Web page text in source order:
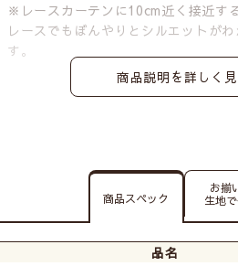
※レースカーテンに10cm近く接近す
レースでもぼんやりとシルエットが
す。
商品説明を詳しく見
商品スペック
お揃
生地
品名